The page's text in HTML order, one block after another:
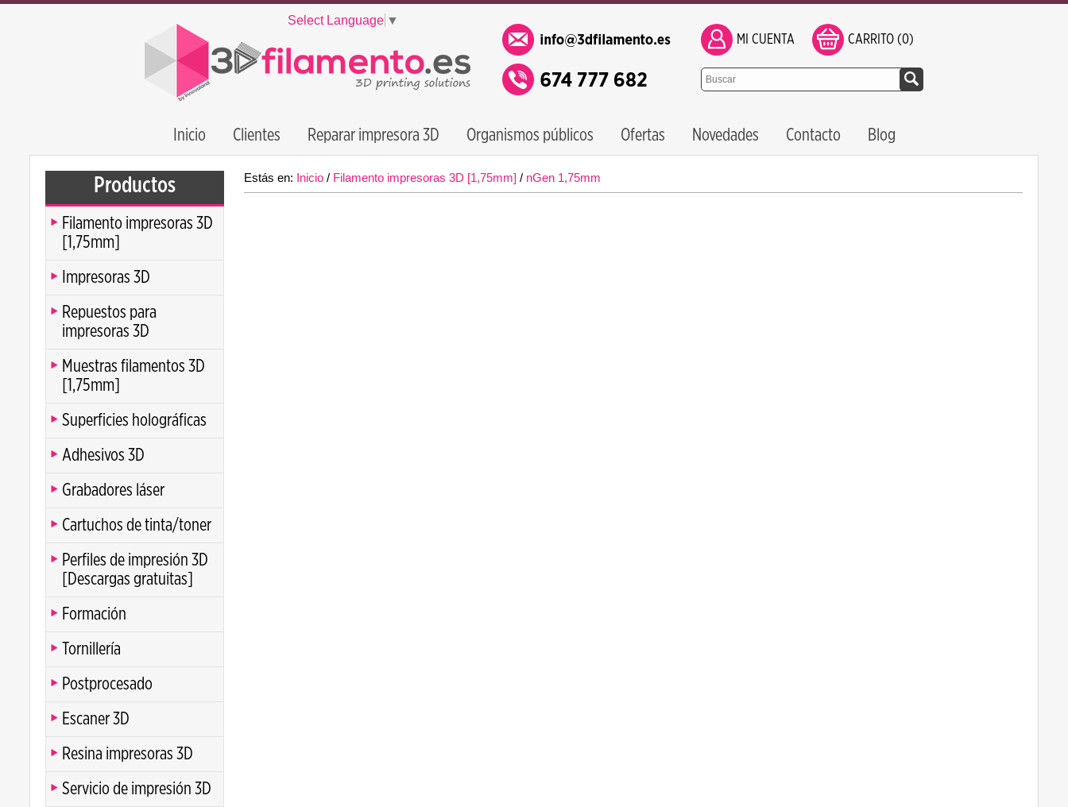
Select Language ▼
MI CUENTA CARRITO (0)
Inicio Clientes Reparar impresora 3D Organismos públicos Ofertas Novedades Contacto Blog
Productos
Filamento impresoras 3D
[1,75mm]
Impresoras 3D
Repuestos para
impresoras 3D
Muestras filamentos 3D
[1,75mm]
Superficies holográficas
Adhesivos 3D
Grabadores láser
Cartuchos de tinta/toner
Perfiles de impresión 3D
[Descargas gratuitas]
Formación
Tornillería
Postprocesado
Escaner 3D
Resina impresoras 3D
Servicio de impresión 3D
Estás en: Inicio / Filamento impresoras 3D [1,75mm] / nGen 1,75mm